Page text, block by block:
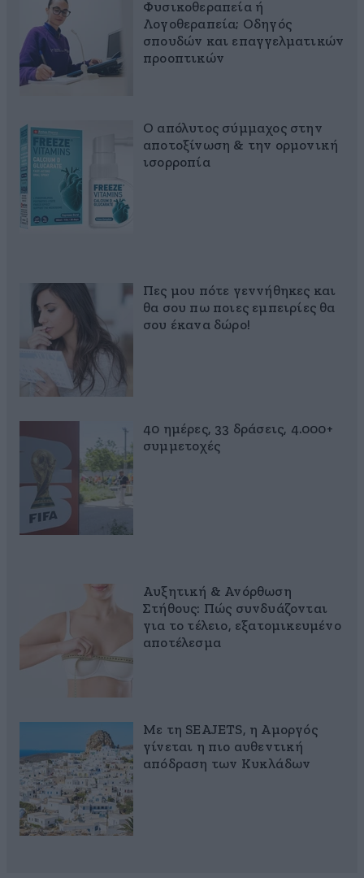
Φυσικοθεραπεία ή
Λογοθεραπεία; Οδηγός
σπουδών και επαγγελματικών
προοπτικών
Ο απόλυτος σύμμαχος στην
αποτοξίνωση & την ορμονική
ισορροπία
Πες μου πότε γεννήθηκες και
θα σου πω ποιες εμπειρίες θα
σου έκανα δώρο!
40 ημέρες, 33 δράσεις, 4.000+
συμμετοχές
Αυξητική & Ανόρθωση
Στήθους: Πώς συνδυάζονται
για το τέλειο, εξατομικευμένο
αποτέλεσμα
Με τη SEAJETS, η Αμοργός
γίνεται η πιο αυθεντική
απόδραση των Κυκλάδων